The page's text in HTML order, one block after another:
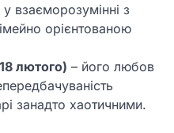
взаєморозумінні з
орієнтованою
лютого) – його любов
занадто хаотичними.